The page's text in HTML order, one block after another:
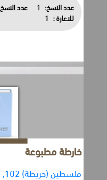
عدد النسخ: 1 عدد النسخ المعارة :
للاعارة :
1
خارطة مطبوعة
فلسطين (خريطة) 102, 63 سم